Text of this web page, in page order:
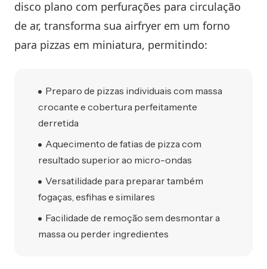
disco plano com perfurações para circulação
de ar, transforma sua airfryer em um forno
para pizzas em miniatura, permitindo:
Preparo de pizzas individuais com massa
crocante e cobertura perfeitamente
derretida
Aquecimento de fatias de pizza com
resultado superior ao micro-ondas
Versatilidade para preparar também
fogaças, esfihas e similares
Facilidade de remoção sem desmontar a
massa ou perder ingredientes